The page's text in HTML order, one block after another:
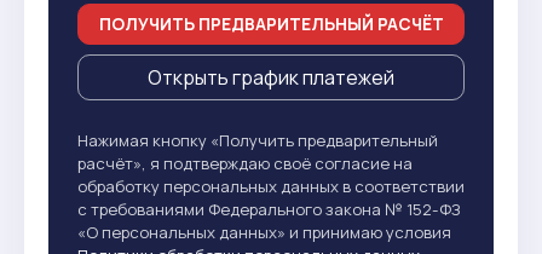
ПОЛУЧИТЬ ПРЕДВАРИТЕЛЬНЫЙ РАСЧЁТ
Открыть график платежей
Нажимая кнопку «Получить предварительный
расчёт», я подтверждаю своё согласие на
обработку персональных данных в соответствии
с требованиями Федерального закона № 152-ФЗ
«О персональных данных» и принимаю условия